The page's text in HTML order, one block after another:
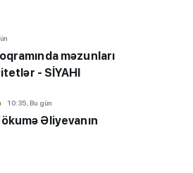
məzunları
- SİYAHI
10:35, Bu gün
Əliyevanın